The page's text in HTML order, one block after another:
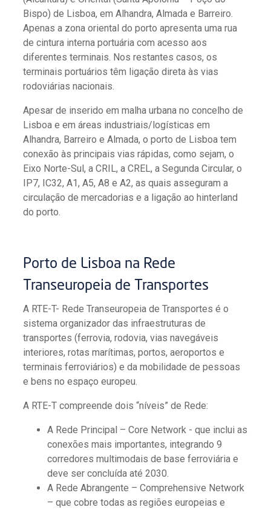
Bispo) de Lisboa, em Alhandra, Almada e Barreiro.
Apenas a zona oriental do porto apresenta uma rua
de cintura interna portuária com acesso aos
diferentes terminais. Nos restantes casos, os
terminais portuários têm ligação direta às vias
rodoviárias nacionais.
Apesar de inserido em malha urbana no concelho de
Lisboa e em áreas industriais/logísticas em
Alhandra, Barreiro e Almada, o porto de Lisboa tem
conexão às principais vias rápidas, como sejam, o
Eixo Norte-Sul, a CRIL, a CREL, a Segunda Circular, o
IP7, IC32, A1, A5, A8 e A2, as quais asseguram a
circulação de mercadorias e a ligação ao hinterland
do porto.
Porto de Lisboa na Rede
Transeuropeia de Transportes
A RTE-T- Rede Transeuropeia de Transportes é o
sistema organizador das infraestruturas de
transportes (ferrovia, rodovia, vias navegáveis
interiores, rotas marítimas, portos, aeroportos e
terminais ferroviários) e da mobilidade de pessoas
e bens no espaço europeu.
A RTE-T compreende dois “níveis” de Rede:
A Rede Principal – Core Network - que inclui as
conexões mais importantes, integrando 9
corredores multimodais de base ferroviária e
deve ser concluída até 2030.
A Rede Abrangente – Comprehensive Network
– que cobre todas as regiões europeias e